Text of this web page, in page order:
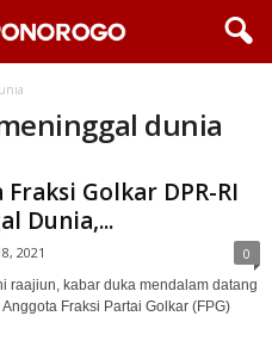
dunia
Golkar DPR-RI
Dunia,...
2021 0
raajiun, kabar duka mendalam datang
Fraksi Partai Golkar (FPG)